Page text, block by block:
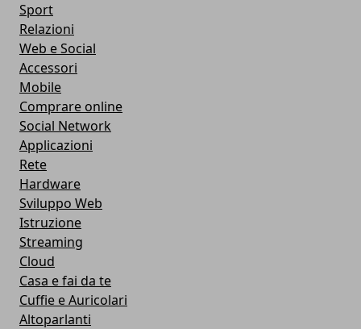
Sport
Relazioni
Web e Social
Accessori
Mobile
Comprare online
Social Network
Applicazioni
Rete
Hardware
Sviluppo Web
Istruzione
Streaming
Cloud
Casa e fai da te
Cuffie e Auricolari
Altoparlanti